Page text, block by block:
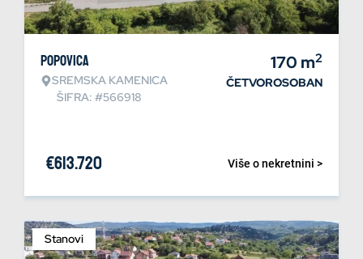
Popovica
SREMSKA KAMENICA
ŠIFRA: #566918
170 m2
ČETVOROSOBAN
Više o nekretnini >
€613.720
Stanovi